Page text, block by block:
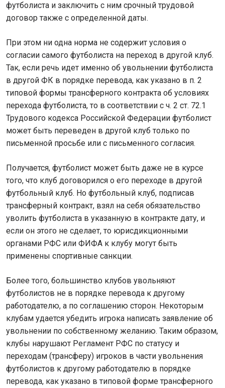
футболиста и заключить с ним срочный трудовой
договор также с определенной даты.
При этом ни одна норма не содержит условия о
согласии самого футболиста на переход в другой клуб.
Так, если речь идет именно об увольнении футболиста
в другой ФК в порядке перевода, как указано в п. 2
типовой формы трансферного контракта об условиях
перехода футболиста, то в соответствии с ч. 2 ст. 72.1
Трудового кодекса Российской Федерации футболист
может быть переведен в другой клуб только по
письменной просьбе или с письменного согласия.
Получается, футболист может быть даже не в курсе
того, что клуб договорился о его переходе в другой
футбольный клуб. Но футбольный клуб, подписав
трансферный контракт, взял на себя обязательство
уволить футболиста в указанную в контракте дату, и
если он этого не сделает, то юрисдикционными
органами РФС или ФИФА к клубу могут быть
применены спортивные санкции.
Более того, большинство клубов увольняют
футболистов не в порядке перевода к другому
работодателю, а по соглашению сторон. Некоторым
клубам удается убедить игрока написать заявление об
увольнении по собственному желанию. Таким образом,
клубы нарушают Регламент РФС по статусу и
переходам (трансферу) игроков в части увольнения
футболистов к другому работодателю в порядке
перевода, как указано в типовой форме трансферного